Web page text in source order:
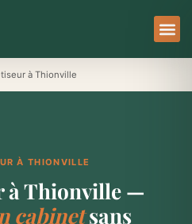
à Thionville
À THIONVILLE
à Thionville —
cabinetsans